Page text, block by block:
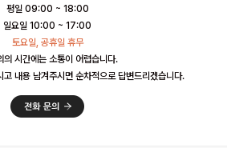
평일 09:00 ~ 18:00
일요일 10:00 ~ 17:00
토요일, 공휴일 휴무
의 시간에는 소통이 어렵습니다.
고 내용 남겨주시면 순차적으로 답변드리겠습니다.